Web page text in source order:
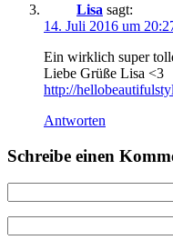
Lisa sagt:
14. Juli 2016 um
Ein wirklich super
Liebe Grüße Lisa <3
http://
Antworten
Schreibe einen